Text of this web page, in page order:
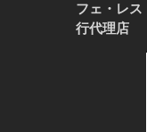
フェ・レ
行代理店